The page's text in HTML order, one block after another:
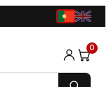
0